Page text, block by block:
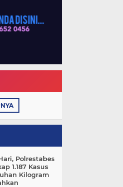
Polrestabes
1.187 Kasus
Kilogram